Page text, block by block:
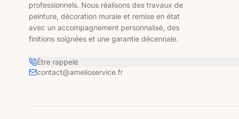
professionnels. Nous réalisons des travaux de
peinture, décoration murale et remise en état
avec un accompagnement personnalisé, des
finitions soignées et une garantie décennale.
Être rappelé
contact@amelioservice.fr